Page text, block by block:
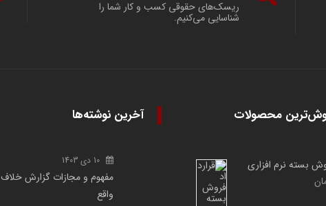
ریسک‌های حقوقی کسب و کار شما را
شناسایی می‌کنیم.
آخرین نوشته‌ها
10 دی 1403
مفهوم و مجازات گزارش خلاف
واقع
محصولات
بسته نرم افزاری